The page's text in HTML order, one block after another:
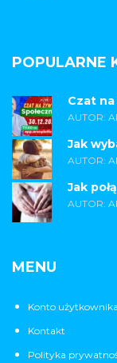
POPULARNE
Czat
AUTOR:
Jak
AUTOR:
Jak
AUTOR:
MENU
Konto użytkownika
Kontakt
Polityka